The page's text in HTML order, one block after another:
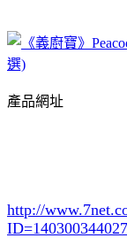
產品網址
http://